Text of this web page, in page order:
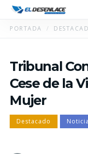
PORTADA
Tribunal
Cese de la
Mujer
Destacado